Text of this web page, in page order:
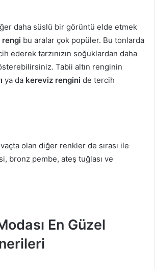
daha süslü bir görüntü elde etmek
rengi bu aralar çok popüler. Bu tonlarda
ederek tarzınızın soğuklardan daha
Tabii altın renginin
ya da kereviz rengini de tercih
olan diğer renkler de sırası ile
bronz pembe, ateş tuğlası ve
En Güzel